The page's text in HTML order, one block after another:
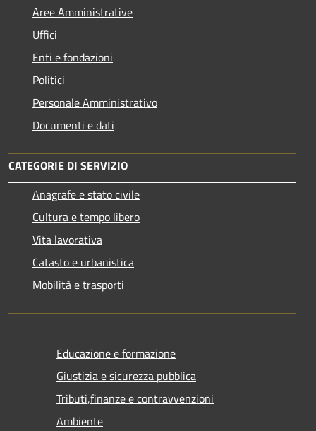
Aree Amministrative
Uffici
Enti e fondazioni
Politici
Personale Amministrativo
Documenti e dati
CATEGORIE DI SERVIZIO
Anagrafe e stato civile
Cultura e tempo libero
Vita lavorativa
Catasto e urbanistica
Mobilità e trasporti
Educazione e formazione
Giustizia e sicurezza pubblica
Tributi,finanze e contravvenzioni
Ambiente